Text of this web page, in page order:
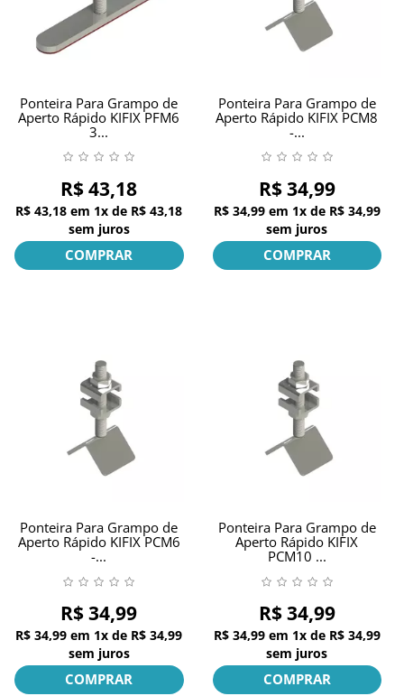
Ponteira Para Grampo de
Aperto Rápido KIFIX PFM6
3...
R$ 43,18
R$ 43,18 em 1x de R$ 43,18
sem juros
COMPRAR
Ponteira Para Grampo de
Aperto Rápido KIFIX PCM8
-...
R$ 34,99
R$ 34,99 em 1x de R$ 34,99
sem juros
COMPRAR
Ponteira Para Grampo de
Aperto Rápido KIFIX PCM6
-...
R$ 34,99
R$ 34,99 em 1x de R$ 34,99
sem juros
COMPRAR
Ponteira Para Grampo de
Aperto Rápido KIFIX
PCM10 ...
R$ 34,99
R$ 34,99 em 1x de R$ 34,99
sem juros
COMPRAR